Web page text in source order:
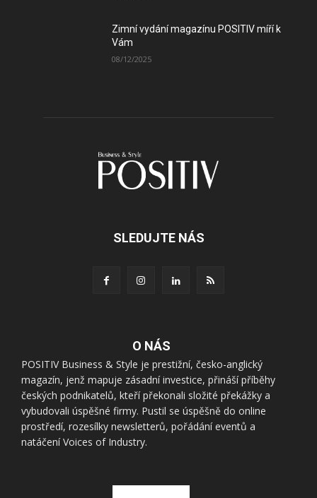
Zimní vydání magazínu POSITIV míří k
Vám
08/12/2025
SLEDUJTE NÁS
O NÁS
POSITIV Business & Style je prestižní, česko-anglický
magazín, jenž mapuje zásadní investice, přináší příběhy
českých podnikatelů, kteří překonali složité překážky a
vybudovali úspěšné firmy. Pustil se úspěšně do online
prostředí, rozesílky newsletterů, pořádání eventů a
natáčení Voices of Industry.